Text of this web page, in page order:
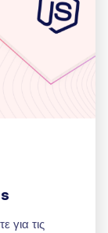
για τις